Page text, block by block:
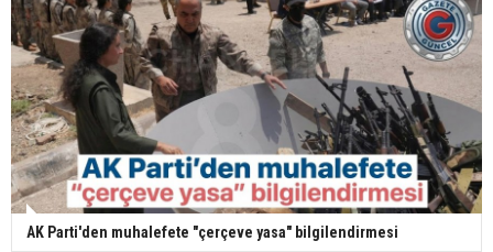
AK Parti'den muhalefete "çerçeve yasa" bilgilendirmesi